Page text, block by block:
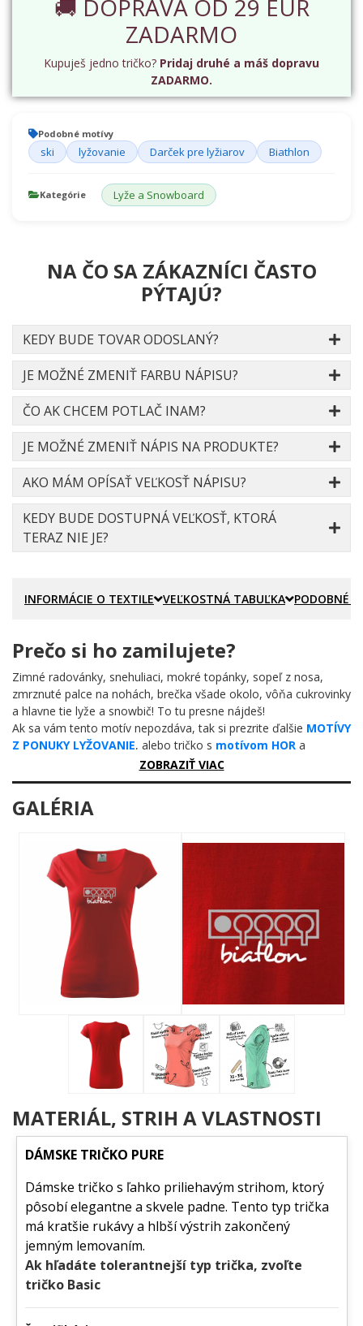
🚚 DOPRAVA OD 29 EUR
ZADARMO
Kupuješ jedno tričko? Pridaj druhé a máš dopravu
ZADARMO.
Podobné motívy
ski lyžovanie Darček pre lyžiarov Biathlon
Kategórie Lyže a Snowboard
NA ČO SA ZÁKAZNÍCI ČASTO
PÝTAJÚ?
KEDY BUDE TOVAR ODOSLANÝ?
JE MOŽNÉ ZMENIŤ FARBU NÁPISU?
ČO AK CHCEM POTLAČ INAM?
JE MOŽNÉ ZMENIŤ NÁPIS NA PRODUKTE?
AKO MÁM OPÍSAŤ VEĽKOSŤ NÁPISU?
KEDY BUDE DOSTUPNÁ VEĽKOSŤ, KTORÁ
TERAZ NIE JE?
INFORMÁCIE O TEXTILE VEĽKOSTNÁ TABUĽKA PODOBNÉ
Prečo si ho zamilujete?
Zimné radovánky, snehuliaci, mokré topánky, sopeľ z nosa,
zmrznuté palce na nohách, brečka všade okolo, vôňa cukrovinky
a hlavne tie lyže a snowbič! To tu presne nájdeš!
Ak sa vám tento motív nepozdáva, tak si prezrite ďalšie MOTÍVY
Z PONUKY LYŽOVANIE, alebo tričko s motívom HOR a
TRIČKÁ pre cestovateľov
ZOBRAZIŤ VIAC
GALÉRIA
MATERIÁL, STRIH A VLASTNOSTI
DÁMSKE TRIČKO PURE
Dámske tričko s ľahko priliehavým strihom, ktorý
pôsobí elegantne a skvele padne. Tento typ trička
má kratšie rukávy a hlbší výstrih zakončený
jemným lemovaním.
Ak hľadáte tolerantnejší typ trička, zvoľte
tričko Basic